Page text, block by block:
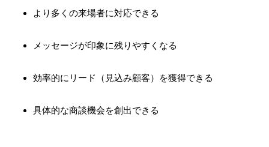
より多くの来場者に対応できる
メッセージが印象に残りやすくなる
効率的にリード（見込み顧客）を獲得できる
具体的な商談機会を創出できる